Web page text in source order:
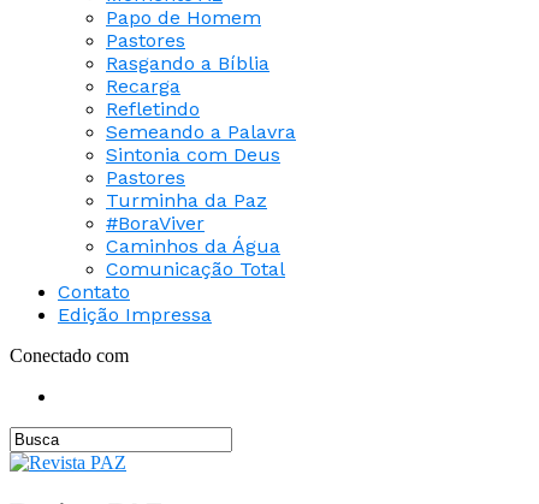
Papo de Homem
Pastores
Rasgando a Bíblia
Recarga
Refletindo
Semeando a Palavra
Sintonia com Deus
Pastores
Turminha da Paz
#BoraViver
Caminhos da Água
Comunicação Total
Contato
Edição Impressa
Conectado com